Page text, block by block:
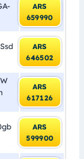
ARS
659990
ARS
646502
ARS
617126
ARS
599900